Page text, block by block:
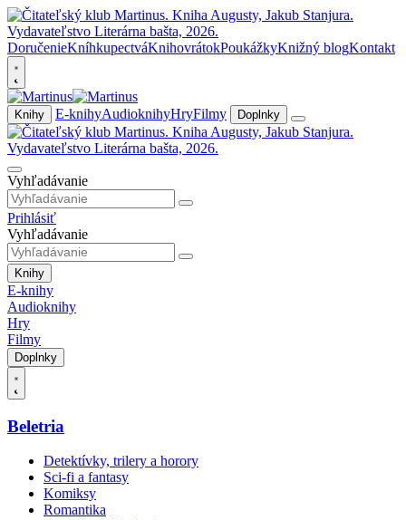
DoručenieKníhkupectváKnihovrátokPoukážkyKnižný blogKontakt
Knihy E-knihyAudioknihyHryFilmy Doplnky
Vyhľadávanie
Prihlásiť
Vyhľadávanie
Knihy
E-knihy
Audioknihy
Hry
Filmy
Doplnky
Beletria
Detektívky, trilery a horory
Sci-fi a fantasy
Komiksy
Romantika